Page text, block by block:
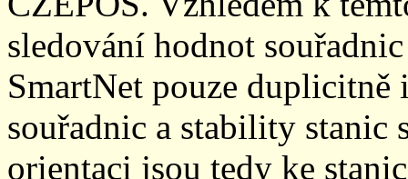
sledování hodnot
SmartNet pouze
souřadnic a stability stanic
orientaci jsou tedy ke